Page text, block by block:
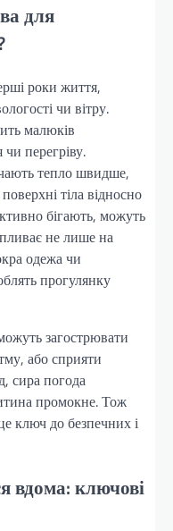
для
роки життя,
чи вітру.
малюків
перегріву.
тепло швидше,
тіла відносно
бігають, можуть
не лише на
одежа чи
прогулянку
загострювати
або сприяти
сира погода
промокне. Тож
ключ до безпечних і
вдома: ключові